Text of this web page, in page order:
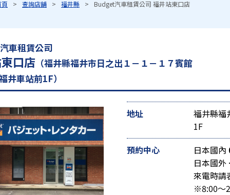
查詢店舖 福井縣 Budget汽車租賃公司 福井站東口店
車租賃公司
口店 （福井縣福井市日之出１－１－１７賓館
井車站前1F）
地址
福井縣福
1F
預約中心 日本國內
日本國外
來電時請
※8:00～